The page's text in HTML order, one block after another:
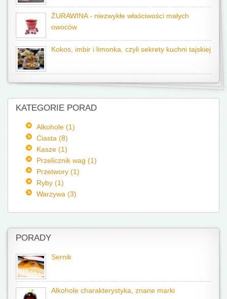
ŻURAWINA - niezwykłe właściwości małych
owoców
Kokos, imbir i limonka, czyli sekrety kuchni tajskiej
KATEGORIE PORAD
Alkohole (1)
Ciasta (8)
Kasze (1)
Przelicznik wag (1)
Przetwory (1)
Ryby (1)
Warzywa (3)
PORADY
Sernik
Alkohole charakterystyka, znane marki